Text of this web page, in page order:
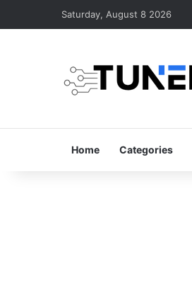
Saturday, August 8 2026
Home Categories